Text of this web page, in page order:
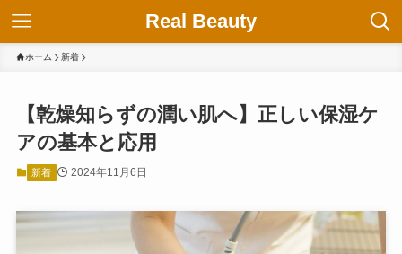
Real Beauty
ホーム 新着
【乾燥知らずの潤い肌へ】正しい保湿ケ
アの基本と応用
新着 2024年11月6日